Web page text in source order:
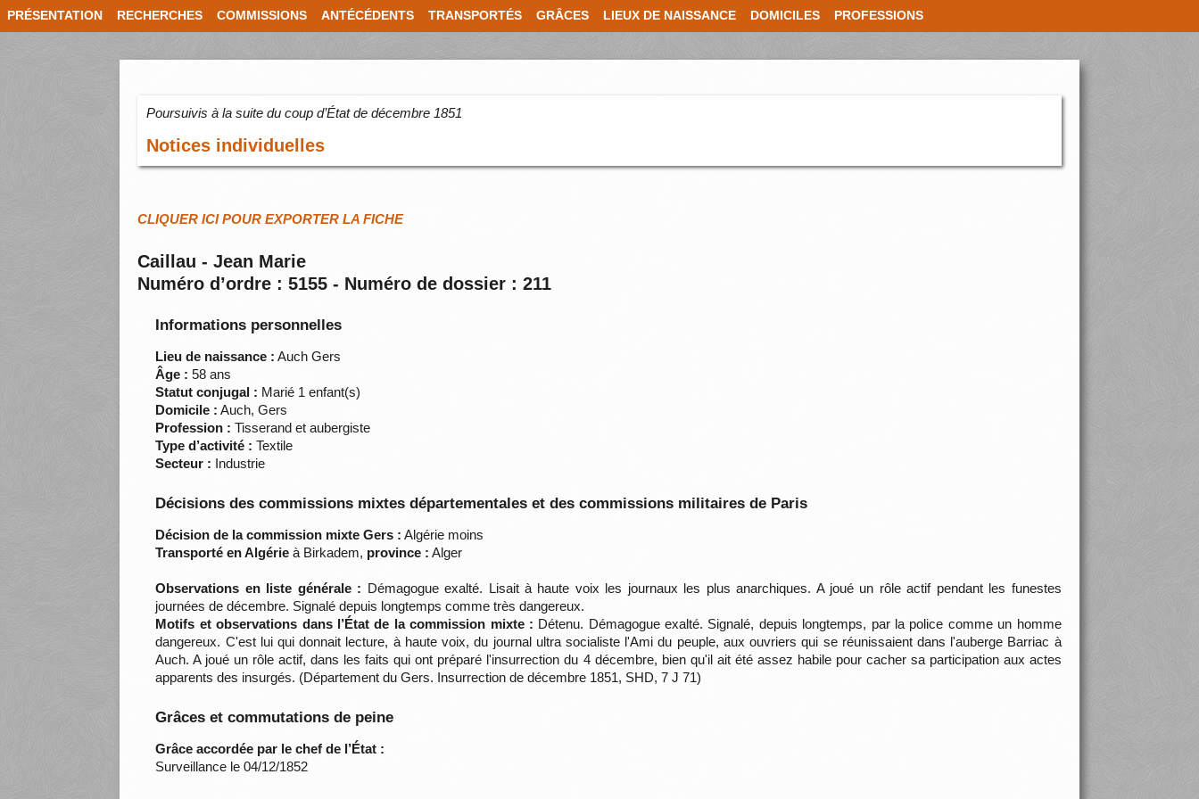
PRÉSENTATION RECHERCHES COMMISSIONS ANTÉCÉDENTS TRANSPORTÉS GRÂCES LIEUX DE NAISSANCE DOMICILES PROFESSIONS
Poursuivis à la suite du coup d’État de décembre 1851
Notices individuelles
CLIQUER ICI POUR EXPORTER LA FICHE
Caillau - Jean Marie
Numéro d’ordre : 5155 - Numéro de dossier : 211
Informations personnelles
Lieu de naissance : Auch Gers
Âge : 58 ans
Statut conjugal : Marié 1 enfant(s)
Domicile : Auch, Gers
Profession : Tisserand et aubergiste
Type d’activité : Textile
Secteur : Industrie
Décisions des commissions mixtes départementales et des commissions militaires de Paris
Décision de la commission mixte Gers : Algérie moins
Transporté en Algérie à Birkadem, province : Alger
Observations en liste générale : Démagogue exalté. Lisait à haute voix les journaux les plus anarchiques. A joué un rôle actif pendant les funestes
journées de décembre. Signalé depuis longtemps comme très dangereux.
Motifs et observations dans l’État de la commission mixte : Détenu. Démagogue exalté. Signalé, depuis longtemps, par la police comme un homme
dangereux. C'est lui qui donnait lecture, à haute voix, du journal ultra socialiste l'Ami du peuple, aux ouvriers qui se réunissaient dans l'auberge Barriac à
Auch. A joué un rôle actif, dans les faits qui ont préparé l'insurrection du 4 décembre, bien qu'il ait été assez habile pour cacher sa participation aux actes
apparents des insurgés. (Département du Gers. Insurrection de décembre 1851, SHD, 7 J 71)
Grâces et commutations de peine
Grâce accordée par le chef de l’État :
Surveillance le 04/12/1852